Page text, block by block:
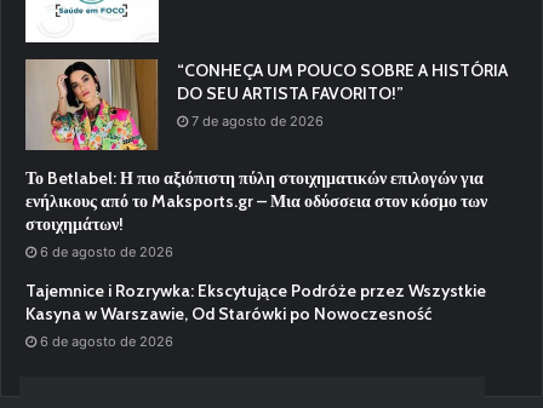
“CONHEÇA UM POUCO SOBRE A HISTÓRIA
DO SEU ARTISTA FAVORITO!”
7 de agosto de 2026
Το Betlabel: Η πιο αξιόπιστη πύλη στοιχηματικών επιλογών για
ενήλικους από το Maksports.gr – Μια οδύσσεια στον κόσμο των
στοιχημάτων!
6 de agosto de 2026
Tajemnice i Rozrywka: Ekscytujące Podróże przez Wszystkie
Kasyna w Warszawie, Od Starówki po Nowoczesność
6 de agosto de 2026